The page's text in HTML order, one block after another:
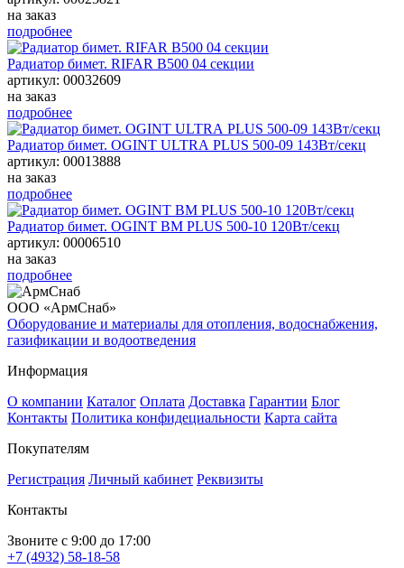
на заказ
подробнее
Радиатор бимет. RIFAR B500 04 секции
артикул: 00032609
на заказ
подробнее
Радиатор бимет. OGINT ULTRА PLUS 500-09 143Вт/секц
артикул: 00013888
на заказ
подробнее
Радиатор бимет. OGINT BM PLUS 500-10 120Вт/секц
артикул: 00006510
на заказ
подробнее
ООО «АрмСнаб»
Оборудование и материалы для отопления, водоснабжения,
газификации и водоотведения
Информация
О компании Каталог Оплата Доставка Гарантии Блог
Контакты Политика конфидециальности Карта сайта
Покупателям
Регистрация Личный кабинет Реквизиты
Контакты
Звоните с 9:00 до 17:00
+7 (4932) 58-18-58